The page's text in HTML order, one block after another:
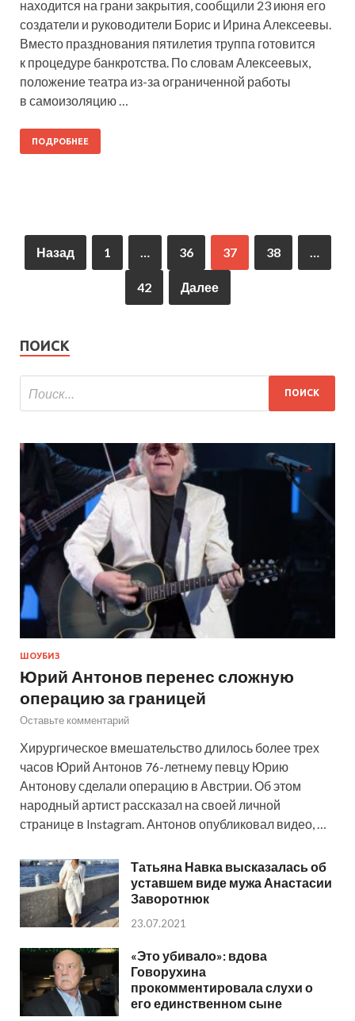
находится на грани закрытия, сообщили 23 июня его
создатели и руководители Борис и Ирина Алексеевы.
Вместо празднования пятилетия труппа готовится
к процедуре банкротства. По словам Алексеевых,
положение театра из-за ограниченной работы
в самоизоляцию …
ПОДРОБНЕЕ
Назад 1 36 37 38
42 Далее
ПОИСК
ШОУБИЗ
Юрий Антонов перенес сложную
операцию за границей
Оставьте комментарий
Хирургическое вмешательство длилось более трех
часов Юрий Антонов 76-летнему певцу Юрию
Антонову сделали операцию в Австрии. Об этом
народный артист рассказал на своей личной
странице в Instagram. Антонов опубликовал видео, …
Татьяна Навка высказалась об
уставшем виде мужа Анастасии
Заворотнюк
23.07.2021
«Это убивало»: вдова
Говорухина
прокомментировала слухи о
его единственном сыне